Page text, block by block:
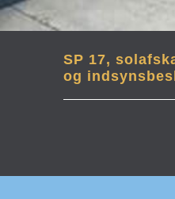
Download
SP 17,
og